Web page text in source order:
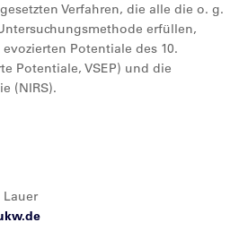
Verfahren, die alle die o. g.
erfüllen,
Potentiale des 10.
Potentiale, VSEP) und die
(NIRS).
Lauer